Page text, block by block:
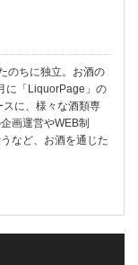
のちに独立。お酒の
に「LiquorPage」の
に、様々な酒類専
画運営やWEB制
など、お酒を通じた